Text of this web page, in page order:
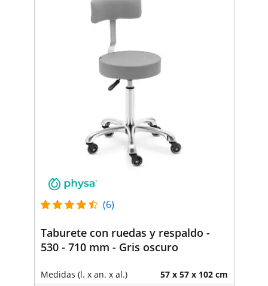
(6)
Taburete con ruedas y respaldo -
530 - 710 mm - Gris oscuro
Medidas (l. x an. x al.) 57 x 57 x 102 cm